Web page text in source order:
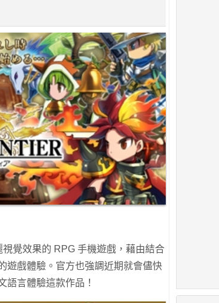
覺效果的 RPG 手機遊戲，藉由結合
遊戲體驗。官方也強調近期就會儘快
語言體驗這款作品！